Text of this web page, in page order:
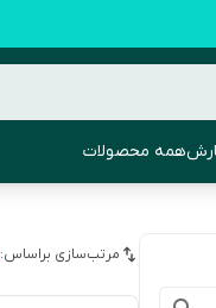
همه محصولات
مرتب‌سازی براساس: